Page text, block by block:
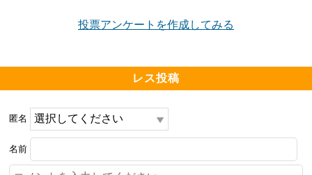
投票アンケートを作成してみる
レス投稿
匿名
名前